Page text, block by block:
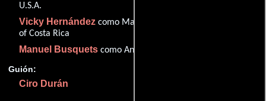
U.S.A.
Vicky Hernández como María Elena Chassoul, Ambassador
of Costa Rica
Manuel Busquets como Angelo Acerbi, Papal nuncio
Guión:
Ciro Durán